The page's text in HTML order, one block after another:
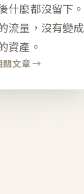
什麼都沒留下。
流量，沒有變成
資產。
關文章 →